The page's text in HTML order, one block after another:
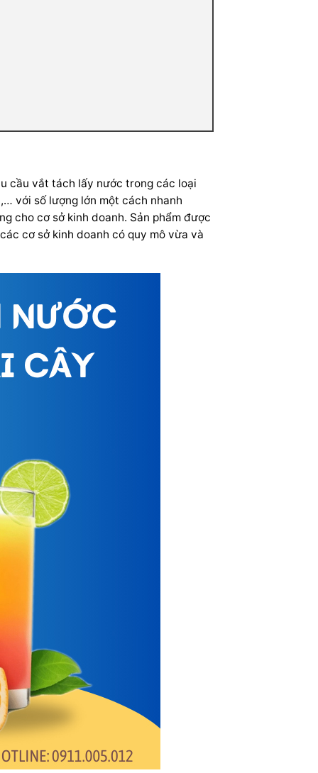
cầu vắt tách lấy nước trong các loại
với số lượng lớn một cách nhanh
cho cơ sở kinh doanh. Sản phẩm được
cơ sở kinh doanh có quy mô vừa và